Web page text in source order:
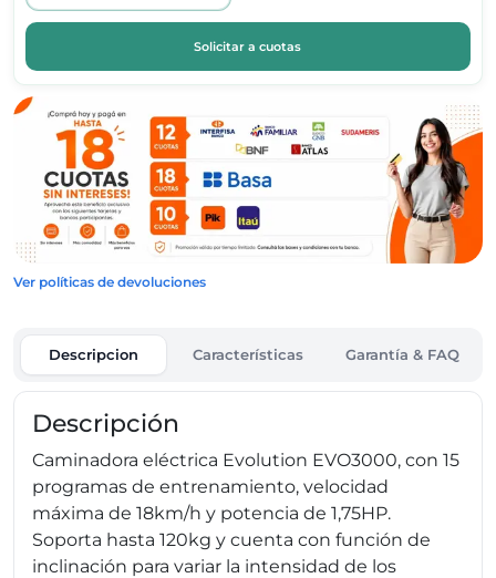
Solicitar a cuotas
Ver políticas de devoluciones
Descripcion Características Garantía & FAQ
Descripción
Caminadora eléctrica Evolution EVO3000, con 15
programas de entrenamiento, velocidad
máxima de 18km/h y potencia de 1,75HP.
Soporta hasta 120kg y cuenta con función de
inclinación para variar la intensidad de los